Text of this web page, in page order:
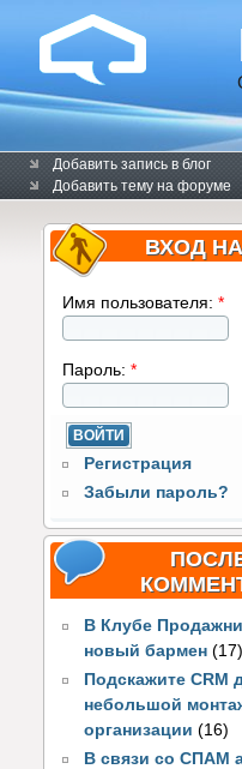
Добавить запись в блог
Добавить тему на форуме
ВХОД
Имя пользователя: *
Пароль: *
Регистрация
Забыли пароль?
В Клубе
новый бармен (17)
Подскажите CRM
небольшой
организации (16)
В связи со СПАМ